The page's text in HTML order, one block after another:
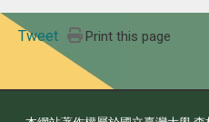
Tweet Print this page